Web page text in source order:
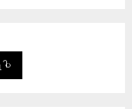
ပါ